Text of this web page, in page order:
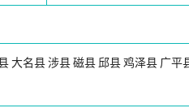
大名县涉县磁县 邱县鸡泽县 广平